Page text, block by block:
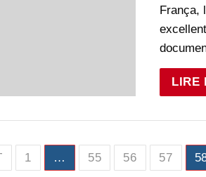
França,
LIRE
1 … 55 56 57